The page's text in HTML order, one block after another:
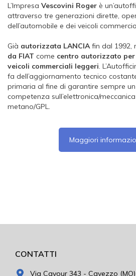
L’Impresa Vescovini Roger è
attraverso tre generazioni dirette,
dell’automobile e dei veicoli
Già autorizzata LANCIAfin dal 1992,
da FIAT come centro autorizzato per
veicoli commerciali leggeri.
fa dell’aggiornamento tecnico
primaria al fine di garantire sempre
competenza sull’elettronica/
metano/GPL.
Maggiori
CONTATTI
Via Cavour 343 - Cavezzo (MO)